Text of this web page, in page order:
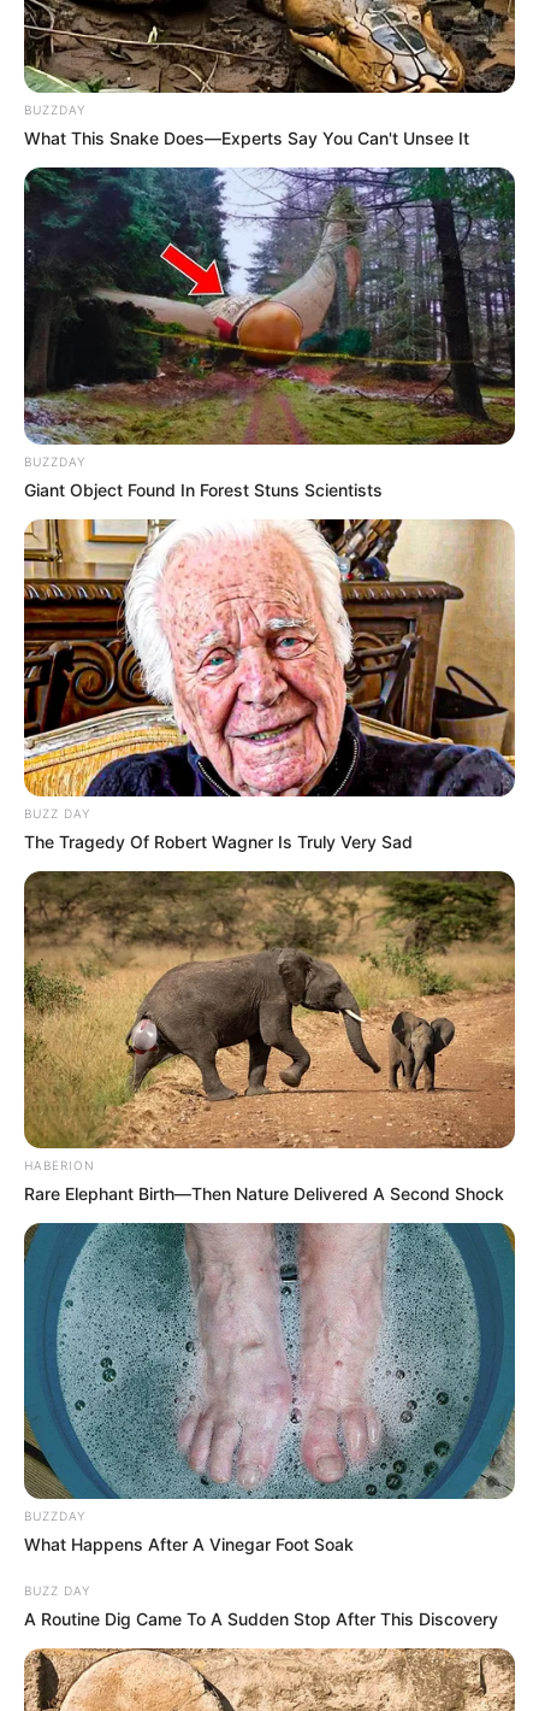
BUZZDAY
What This Snake Does—Experts Say You Can't Unsee It
BUZZDAY
Giant Object Found In Forest Stuns Scientists
BUZZ DAY
The Tragedy Of Robert Wagner Is Truly Very Sad
HABERION
Rare Elephant Birth—Then Nature Delivered A Second Shock
BUZZDAY
What Happens After A Vinegar Foot Soak
BUZZ DAY
A Routine Dig Came To A Sudden Stop After This Discovery